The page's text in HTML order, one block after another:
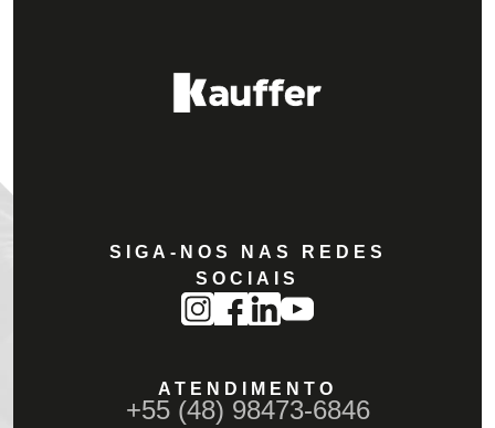
SIGA-NOS NAS REDES
SOCIAIS
ATENDIMENTO
+55 (48) 98473-6846